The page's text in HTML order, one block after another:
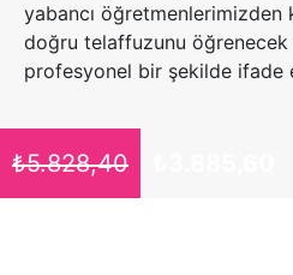
yabancı
doğru telaffuzunu
profesyonel bir şekilde ifade
₺5.828,40